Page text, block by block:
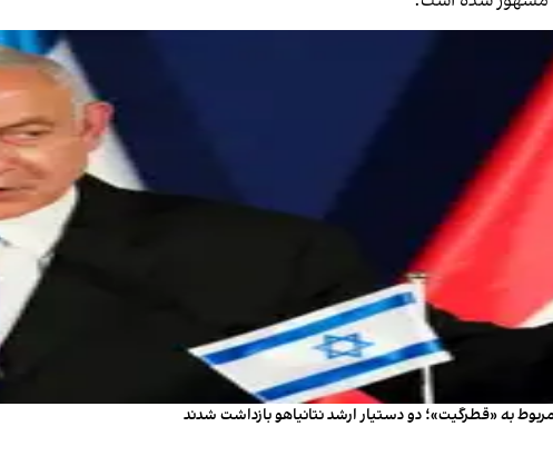
به «قطرگیت»؛ دو دستیار ارشد نتانیاهو بازداشت شدند